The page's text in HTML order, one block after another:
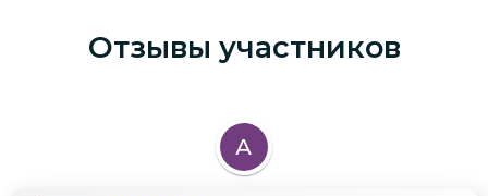
Отзывы участников
А